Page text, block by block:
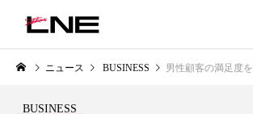
グローバルビューティ＆ヘルスケアビジネス誌
ニュース BUSINESS 男性顧客の満足度を高める美容
BUSINESS